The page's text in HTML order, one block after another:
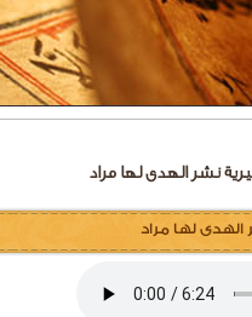
نشر الهدى لها مراد
لها مراد